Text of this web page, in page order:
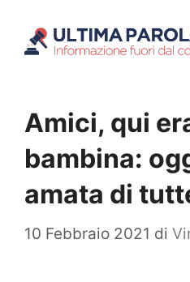
Amici, qui
bambina:
amata di
10 Febbraio 2021 di